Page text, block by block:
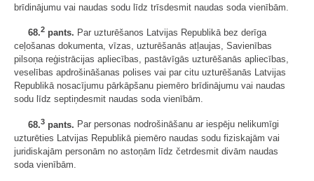
brīdinājumu vai naudas sodu līdz trīsdesmit naudas soda vienībām.
68.2 pants. Par uzturēšanos Latvijas Republikā bez derīga
ceļošanas dokumenta, vīzas, uzturēšanās atļaujas, Savienības
pilsoņa reģistrācijas apliecības, pastāvīgās uzturēšanās apliecības,
veselības apdrošināšanas polises vai par citu uzturēšanās Latvijas
Republikā nosacījumu pārkāpšanu piemēro brīdinājumu vai naudas
sodu līdz septiņdesmit naudas soda vienībām.
68.3 pants. Par personas nodrošināšanu ar iespēju nelikumīgi
uzturēties Latvijas Republikā piemēro naudas sodu fiziskajām vai
juridiskajām personām no astoņām līdz četrdesmit divām naudas
soda vienībām.